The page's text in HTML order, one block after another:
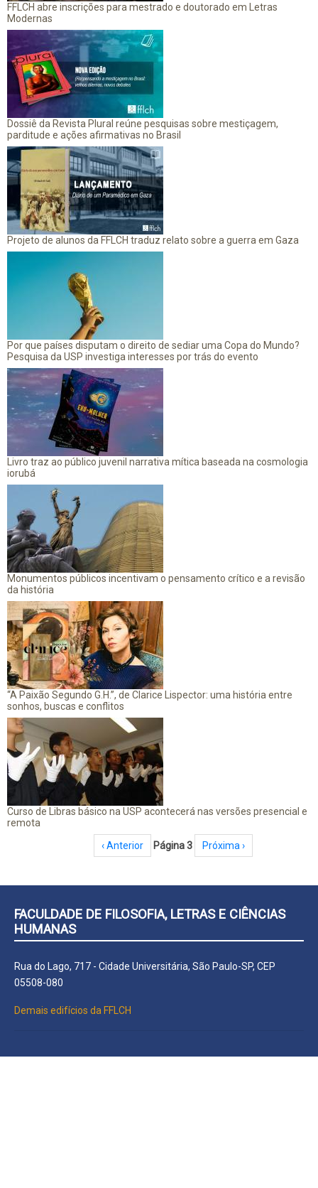
FFLCH abre inscrições para mestrado e doutorado em Letras
Modernas
Dossiê da Revista Plural reúne pesquisas sobre mestiçagem,
parditude e ações afirmativas no Brasil
Projeto de alunos da FFLCH traduz relato sobre a guerra em Gaza
Por que países disputam o direito de sediar uma Copa do Mundo?
Pesquisa da USP investiga interesses por trás do evento
Livro traz ao público juvenil narrativa mítica baseada na cosmologia
iorubá
Monumentos públicos incentivam o pensamento crítico e a revisão
da história
“A Paixão Segundo G.H.”, de Clarice Lispector: uma história entre
sonhos, buscas e conflitos
Curso de Libras básico na USP acontecerá nas versões presencial e
remota
Página anterior
‹ Anterior Página 3 Próxima página
Próxima ›
FACULDADE DE FILOSOFIA, LETRAS E CIÊNCIAS
HUMANAS
Rua do Lago, 717 - Cidade Universitária, São Paulo-SP, CEP
05508-080
Demais edifícios da FFLCH